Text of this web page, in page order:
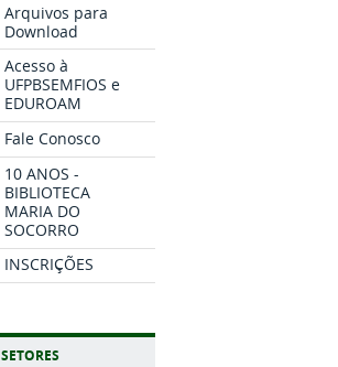
Arquivos para
Download
Acesso à
UFPBSEMFIOS e
EDUROAM
Fale Conosco
10 ANOS -
BIBLIOTECA
MARIA DO
SOCORRO
INSCRIÇÕES
SETORES